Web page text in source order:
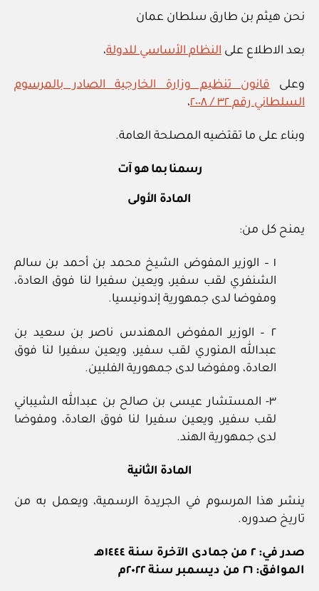
نحن هيثم بن طارق سلطان عمان
بعد الاطلاع على النظام الأساسي للدولة،
وعلى قانون تنظيم وزارة الخارجية الصادر بالمرسوم
السلطاني رقم ٣٢ / ٢٠٠٨
،
وبناء على ما تقتضيه المصلحة العامة.
رسمنا بما هو آت
المادة الأولى
يمنح كل من:
١ – الوزير المفوض الشيخ محمد بن أحمد بن سالم
الشنفري لقب سفير، ويعين سفيرا لنا فوق العادة،
ومفوضا لدى جمهورية إندونيسيا.
٢ – الوزير المفوض المهندس ناصر بن سعيد بن
عبدالله المنوري لقب سفير، ويعين سفيرا لنا فوق
العادة، ومفوضا لدى جمهورية الفلبين.
٣- المستشار عيسى بن صالح بن عبدالله الشيباني
لقب سفير، ويعين سفيرا لنا فوق العادة، ومفوضا
لدى جمهورية الهند.
المادة الثانية
ينشر هذا المرسوم في الجريدة الرسمية، ويعمل به من
تاريخ صدوره.
صدر في: ٢ من جمادى الآخرة سنة ١٤٤٤هـ
الموافق: ٢٦ من ديسمبر سنة ٢٠٢٢م